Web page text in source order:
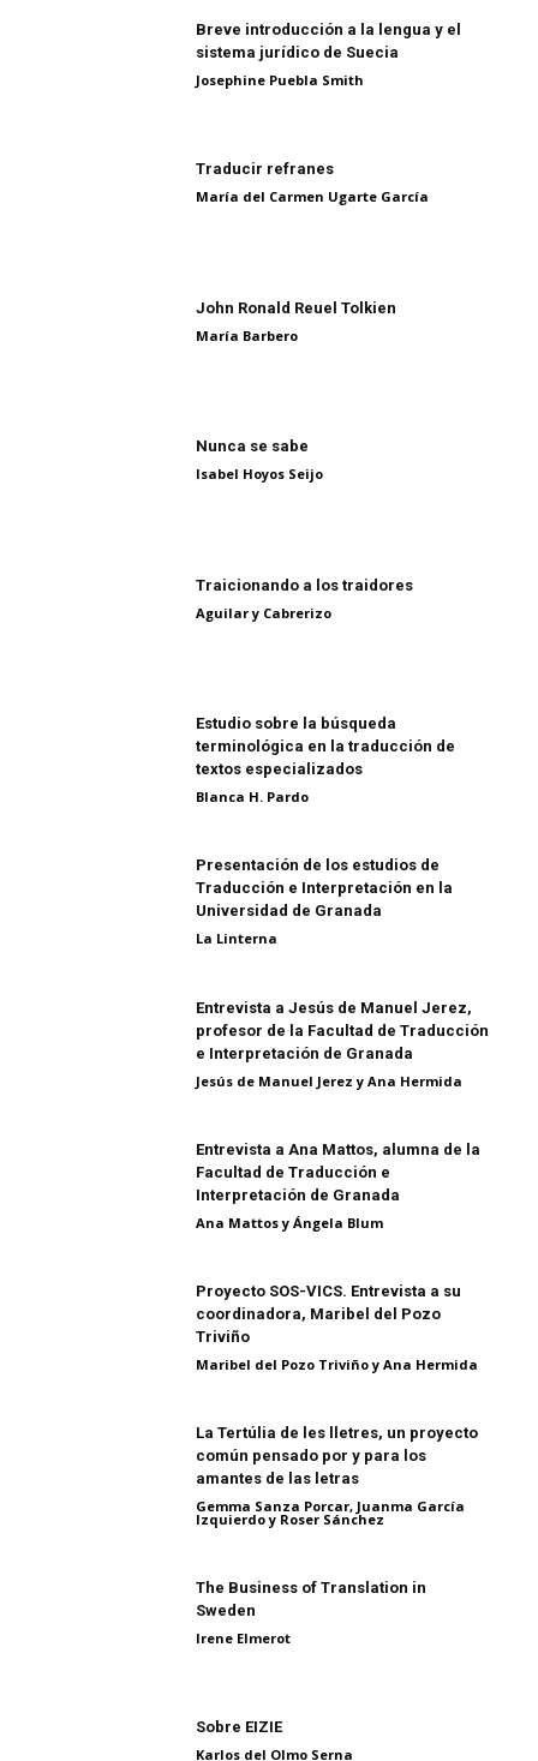
Breve introducción a la lengua y el
sistema jurídico de Suecia
Josephine Puebla Smith
Traducir refranes
María del Carmen Ugarte García
John Ronald Reuel Tolkien
María Barbero
Nunca se sabe
Isabel Hoyos Seijo
Traicionando a los traidores
Aguilar y Cabrerizo
Estudio sobre la búsqueda
terminológica en la traducción de
textos especializados
Blanca H. Pardo
Presentación de los estudios de
Traducción e Interpretación en la
Universidad de Granada
La Linterna
Entrevista a Jesús de Manuel Jerez,
profesor de la Facultad de Traducción
e Interpretación de Granada
Jesús de Manuel Jerez y Ana Hermida
Entrevista a Ana Mattos, alumna de la
Facultad de Traducción e
Interpretación de Granada
Ana Mattos y Ángela Blum
Proyecto SOS-VICS. Entrevista a su
coordinadora, Maribel del Pozo
Triviño
Maribel del Pozo Triviño y Ana Hermida
La Tertúlia de les lletres, un proyecto
común pensado por y para los
amantes de las letras
Gemma Sanza Porcar, Juanma García
Izquierdo y Roser Sánchez
The Business of Translation in
Sweden
Irene Elmerot
Sobre EIZIE
Karlos del Olmo Serna